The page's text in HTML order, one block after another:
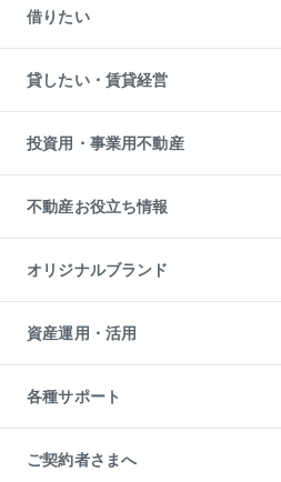
中古一戸建ての購入
不動産購入の流れ
注目キーワード物件特集
購入ガイド
English 繁体中文簡体中文
一戸建ての売却・査定
土地の売却・査定
スピードAI査定
不動産査定について
不動産売却の流れ
不動産買換えの流れ
売却ガイド
借りたい
オフィス・店舗の賃貸
借りるときの流れ
借りるガイド
貸したい・賃貸経営
マンション賃料データ
賃貸管理プラン
リロケーションについて
貸すガイド
投資用・事業用不動産
事業用不動産
マンション投資
投資用マンション
アパート経営
収益物件
ビル購入（ビル一棟）
投資用不動産の売却査定
事業用不動産の売却査定
不動産お役立ち情報
マンションライブラリー
人気マンションランキング
暮らしに役立つ不動産メディア
不動産相場・不動産価格情報
不動産コラム・ニュース
不動産用語集
不動産なんでもネット相談室
住まいの税金
オリジナルブランド
一棟リノベーションマンション
L`GENTE（ルジェンテ）
区分リノベーションマンション
投資用一棟レジデンスWELL
不動産小口投資
LEGACIA（レガシア）
資産運用・活用
不動産M&A
アセットマネジメント・出資
各種サポート
相続サポート
リフォームサポート
ご契約者さまへ